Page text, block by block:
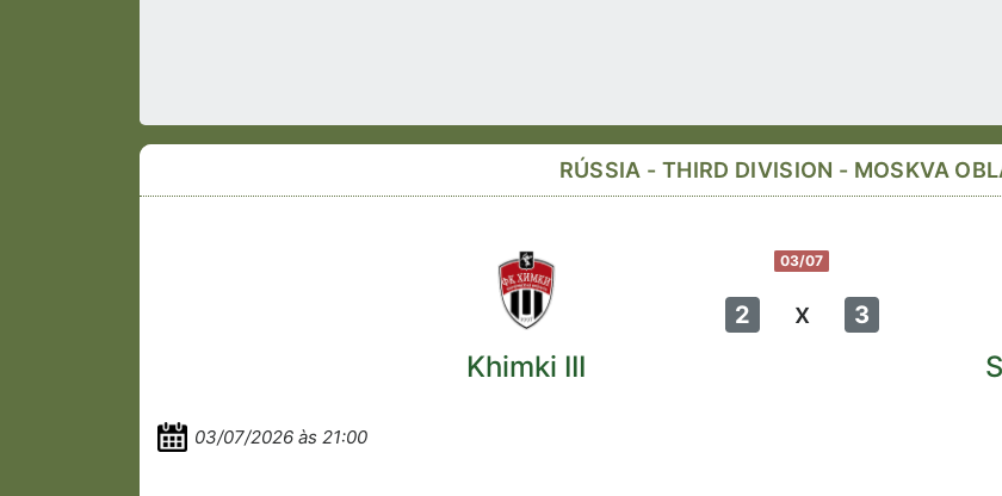
RÚSSIA - THIRD DIVISION - MOSKVA
03/07
2 x 3
Khimki III
03/07/2026 às 21:00